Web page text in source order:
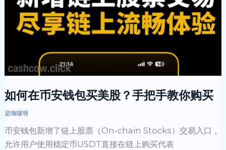
如何在币安钱包买美股？手把手教你购买
是嗨啵呀
币安钱包新增了链上股票（On-chain Stocks）交易入口，
允许用户使用稳定币USDT直接在链上购买代表
股？
手
把
手
教
你